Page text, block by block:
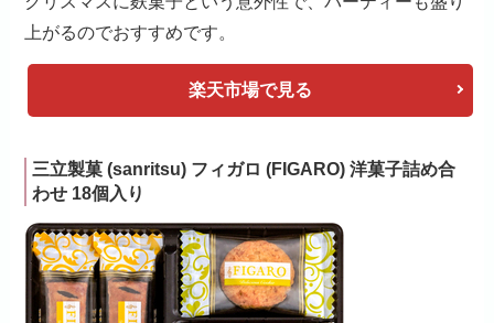
上がるのでおすすめです。
楽天市場で見る
三立製菓 (sanritsu) フィガロ (FIGARO) 洋菓子詰め合
わせ 18個入り